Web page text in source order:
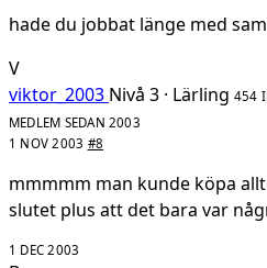
hade du jobbat länge med
V
viktor_2003 Nivå 3 · Lärling 454
MEDLEM SEDAN 2003
1 NOV 2003 #8
mmmmm man kunde köpa
slutet plus att det bara var
1 DEC 2003